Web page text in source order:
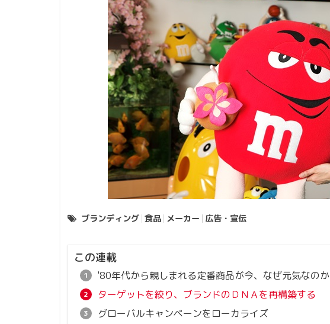
ブランディング 食品 メーカー 広告・宣伝
この連載
'80年代から親しまれる定番商品が今、なぜ元気なのか
ターゲットを絞り、ブランドのＤＮＡを再構築する
グローバルキャンペーンをローカライズ